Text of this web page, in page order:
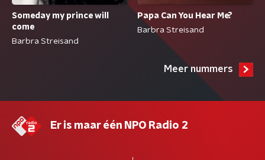
Someday my prince will
come
Barbra Streisand
Papa Can You Hear Me?
Barbra Streisand
Meer nummers
Er is maar één NPO Radio 2